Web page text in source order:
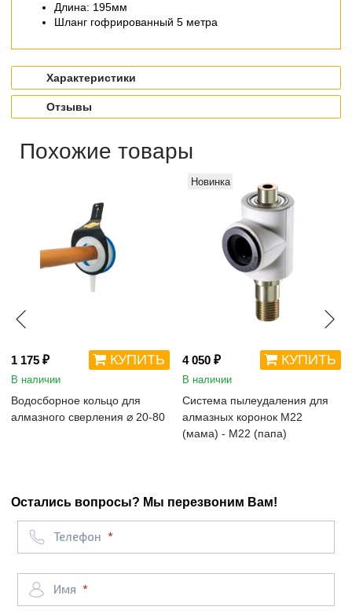
Длина: 195мм
Шланг гофрированный 5 метра
Характеристики
Отзывы
Похожие товары
1 175 ₽ КУПИТЬ
В наличии
Водосборное кольцо для
алмазного сверления ⌀ 20-80
Новинка
4 050 ₽ КУПИТЬ
В наличии
Система пылеудаления для
алмазных коронок М22
(мама) - М22 (папа)
Остались вопросы? Мы перезвоним Вам!
Телефон
Имя